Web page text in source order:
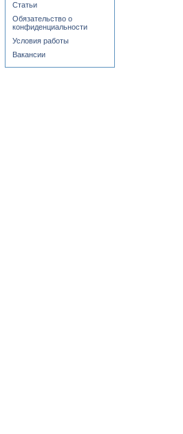
Статьи
Обязательство о
конфиденциальности
Условия работы
Вакансии